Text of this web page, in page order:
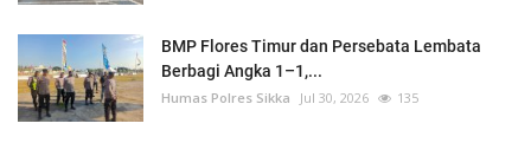
BMP Flores Timur dan Persebata Lembata
Berbagi Angka 1–1,...
Humas Polres Sikka Jul 30, 2026 135